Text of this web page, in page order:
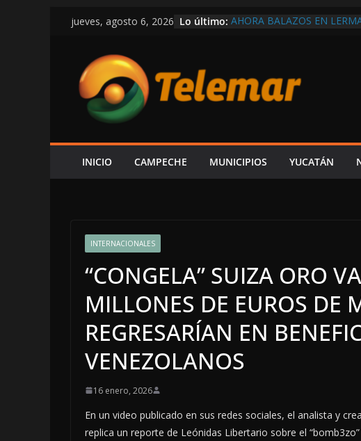
Saltar
contenido
jueves, agosto 6, 2026 Lo último: AHORA BALAZOS EN
POR CARMEN,
VÍCTOR SARMIENTO
INFORME DE LAYDA AL
LUJOS SUBSIDIADOS
EU HABRÍA LIBERADO
LAYDA
INICIO
CAMPECHE MUNICIPIOS YUCATÁN
INTERNACIONALES
“CONGELA” SUIZA ORO
MILLONES DE EUROS DE
REGRESARÍAN EN
VENEZOLANOS
16 enero, 2026
En un video publicado en sus redes sociales, el analista y
replica un reporte de Leónidas Libertario sobre el